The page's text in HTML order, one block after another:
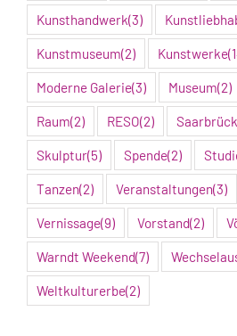
Kunsthandwerk(3)
Kunstmuseum(2) Kunstwerke
Moderne Galerie(3) Museum(2)
Raum(2) RESO(2)
Skulptur(5) Spende(2)
Tanzen(2) Veranstaltungen(3)
Vernissage(9) Vorstand(2)
Warndt Weekend(7)
Weltkulturerbe(2)